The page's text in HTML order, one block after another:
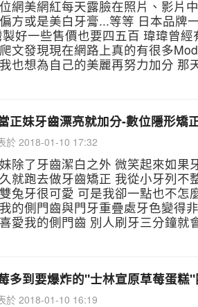
網美網紅每天露臉在照片、影片
方或是美白牙膏...等等 日本品牌
好一些售價也要四五百 瑋瑋曾
文發現現在網路上真的有很多
也想為自己的美麗再努力加分 那
正妹牙齒漂亮就加分-數位隱形矯
於 2018-01-10 17:32
除了牙齒潔白之外 微笑起來如果
就跑去做牙齒矯正 我從小牙列不
兔牙很可愛 可是我卻一點也不怎
的側門齒與門牙重疊處牙色變得
愛我的側門齒 別人刷牙三分鐘就
多到要爆炸的"士林宣原草莓蛋糕
於 2018-01-10 16:19